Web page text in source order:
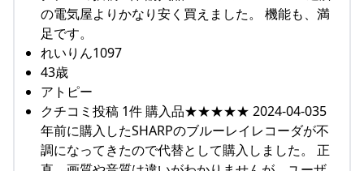
の電気屋よりかなり安く買えました。 機能も、満
足です。
れいりん1097
43歳
アトピー
クチコミ投稿 1件 購入品★★★★★ 2024-04-035
年前に購入したSHARPのブルーレイレコーダが不
調になってきたので代替として購入しました。 正